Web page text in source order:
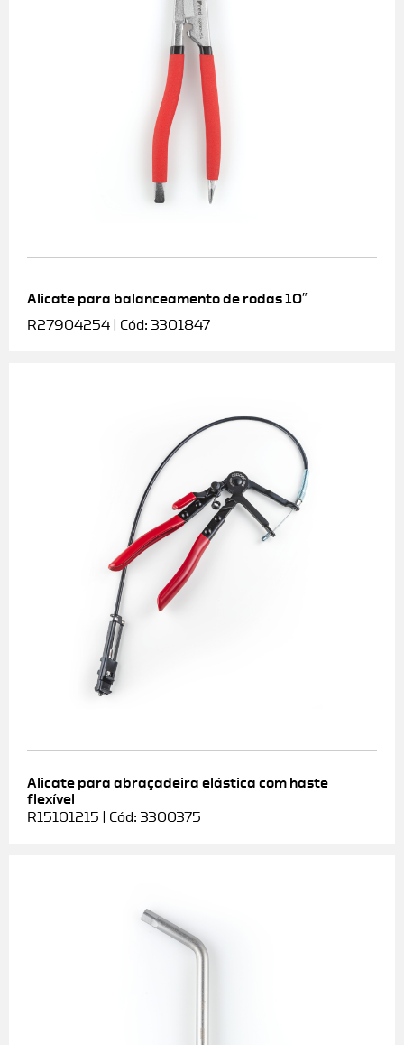
Alicate para balanceamento de rodas 10″
R27904254 | Cód: 3301847
Alicate para abraçadeira elástica com haste
flexível
R15101215 | Cód: 3300375